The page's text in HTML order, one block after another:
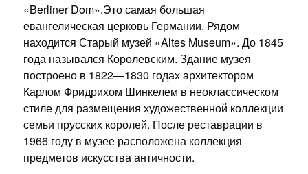
«Berliner Dom».Это самая большая
евангелическая церковь Германии. Рядом
находится Старый музей «Altes Museum». До 1845
года назывался Королевским. Здание музея
построено в 1822—1830 годах архитектором
Карлом Фридрихом Шинкелем в неоклассическом
стиле для размещения художественной коллекции
семьи прусских королей. После реставрации в
1966 году в музее расположена коллекция
предметов искусства античности.